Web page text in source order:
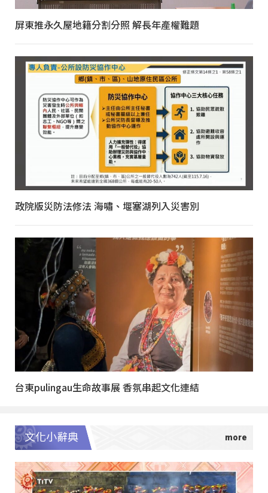
屏東推永久屋地籍分割分照 解長年產權難題
政院版災防法修法 海嘯、堰塞湖列入災害別
台東pulingau生命故事展 香氛串起文化連結
文化小辭典